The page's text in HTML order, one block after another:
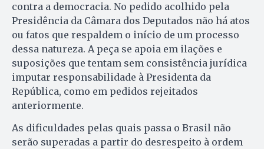
contra a democracia. No pedido acolhido pela
Presidência da Câmara dos Deputados não há atos
ou fatos que respaldem o início de um processo
dessa natureza. A peça se apoia em ilações e
suposições que tentam sem consistência jurídica
imputar responsabilidade à Presidenta da
República, como em pedidos rejeitados
anteriormente.
As dificuldades pelas quais passa o Brasil não
serão superadas a partir do desrespeito à ordem